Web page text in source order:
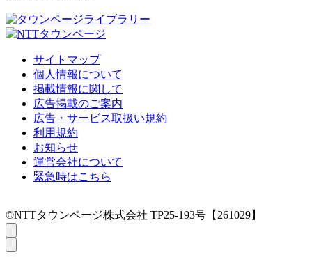
サイトマップ
個人情報について
掲載情報に関して
広告掲載のご案内
広告・サービス取扱い規約
利用規約
お知らせ
運営会社について
緊急時はこちら
©NTTタウンページ株式会社 TP25-193号【261029】